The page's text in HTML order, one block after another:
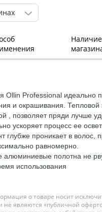
Ollin Professional идеально
и окрашивания. Тепловой
, позволяет пряди лучше
ускоряет процесс ее
глубже проникает в волос,
равномерно.
алюминиевые полотна не
использования
о товаре носит
не являются «публичной